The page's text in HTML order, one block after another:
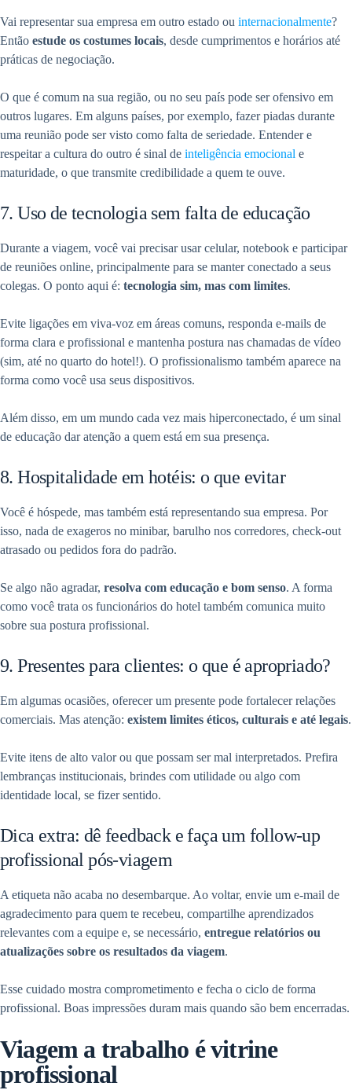
Vai representar sua empresa em outro estado ou internacionalmente?
Então estude os costumes locais, desde cumprimentos e horários até
práticas de negociação.
O que é comum na sua região, ou no seu país pode ser ofensivo em
outros lugares. Em alguns países, por exemplo, fazer piadas durante
uma reunião pode ser visto como falta de seriedade. Entender e
respeitar a cultura do outro é sinal de inteligência emocional e
maturidade, o que transmite credibilidade a quem te ouve.
7. Uso de tecnologia sem falta de educação
Durante a viagem, você vai precisar usar celular, notebook e participar
de reuniões online, principalmente para se manter conectado a seus
colegas. O ponto aqui é: tecnologia sim, mas com limites.
Evite ligações em viva-voz em áreas comuns, responda e-mails de
forma clara e profissional e mantenha postura nas chamadas de vídeo
(sim, até no quarto do hotel!). O profissionalismo também aparece na
forma como você usa seus dispositivos.
Além disso, em um mundo cada vez mais hiperconectado, é um sinal
de educação dar atenção a quem está em sua presença.
8. Hospitalidade em hotéis: o que evitar
Você é hóspede, mas também está representando sua empresa. Por
isso, nada de exageros no minibar, barulho nos corredores, check-out
atrasado ou pedidos fora do padrão.
Se algo não agradar, resolva com educação e bom senso. A forma
como você trata os funcionários do hotel também comunica muito
sobre sua postura profissional.
9. Presentes para clientes: o que é apropriado?
Em algumas ocasiões, oferecer um presente pode fortalecer relações
comerciais. Mas atenção: existem limites éticos, culturais e até legais.
Evite itens de alto valor ou que possam ser mal interpretados. Prefira
lembranças institucionais, brindes com utilidade ou algo com
identidade local, se fizer sentido.
Dica extra: dê feedback e faça um follow-up
profissional pós-viagem
A etiqueta não acaba no desembarque. Ao voltar, envie um e-mail de
agradecimento para quem te recebeu, compartilhe aprendizados
relevantes com a equipe e, se necessário, entregue relatórios ou
atualizações sobre os resultados da viagem.
Esse cuidado mostra comprometimento e fecha o ciclo de forma
profissional. Boas impressões duram mais quando são bem encerradas.
Viagem a trabalho é vitrine
profissional